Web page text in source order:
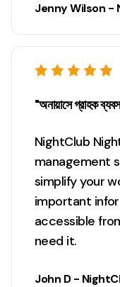
Jenny Wilson -
"অনায়াসে গ্রাহক
NightClub
management
simplify your
important
accessible
need it.
John D -